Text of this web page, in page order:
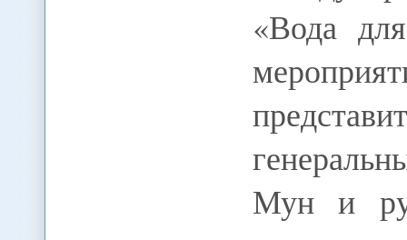
«Вода
Мун и